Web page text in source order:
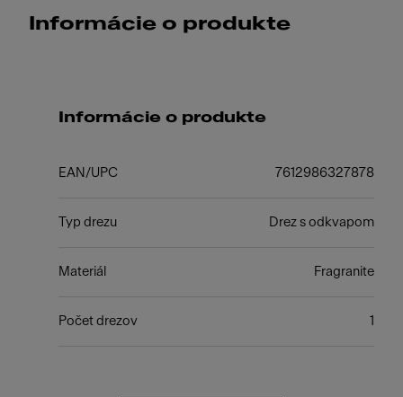
Informácie o produkte
Informácie o produkte
EAN/UPC 7612986327878
Typ drezu Drez s odkvapom
Materiál Fragranite
Počet drezov 1